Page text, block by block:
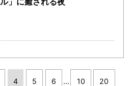
4 5 6 ... 10 20